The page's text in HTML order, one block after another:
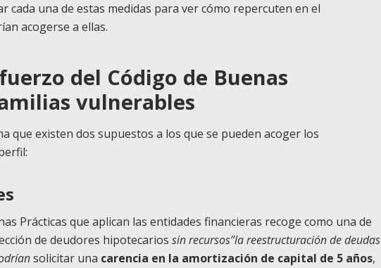
cada una de estas medidas para ver cómo repercuten en el
acogerse a ellas.
del Código de Buenas
vulnerables
que existen dos supuestos a los que se pueden acoger los
Prácticas que aplican las entidades financieras recoge como una de
de deudores hipotecarios sin recursos”la reestructuración de deudas
solicitar una carencia en la amortización de capital de 5 años,